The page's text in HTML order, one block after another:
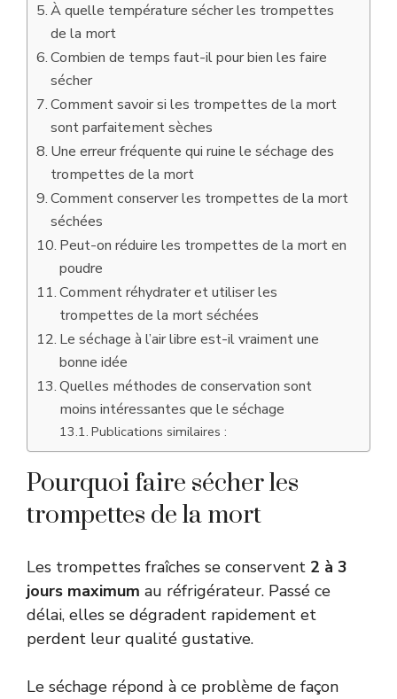
À quelle température sécher les trompettes
de la mort
Combien de temps faut-il pour bien les faire
sécher
Comment savoir si les trompettes de la mort
sont parfaitement sèches
Une erreur fréquente qui ruine le séchage des
trompettes de la mort
Comment conserver les trompettes de la mort
séchées
Peut-on réduire les trompettes de la mort en
poudre
Comment réhydrater et utiliser les
trompettes de la mort séchées
Le séchage à l’air libre est-il vraiment une
bonne idée
Quelles méthodes de conservation sont
moins intéressantes que le séchage
Publications similaires :
Pourquoi faire sécher les
trompettes de la mort
Les trompettes fraîches se conservent 2 à 3
jours maximum au réfrigérateur. Passé ce
délai, elles se dégradent rapidement et
perdent leur qualité gustative.
Le séchage répond à ce problème de façon